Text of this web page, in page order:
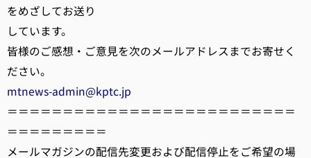
をめざしてお送り
しています。
皆様のご感想・ご意見を次のメールアドレスまでお寄せく
ださい。
mtnews-admin@kptc.jp
＝＝＝＝＝＝＝＝＝＝＝＝＝＝＝＝＝＝＝＝＝＝＝＝＝＝
＝＝＝＝＝＝＝＝＝
メールマガジンの配信先変更および配信停止をご希望の場